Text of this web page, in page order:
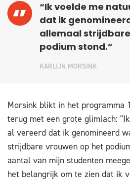
“Ik voelde me
dat ik
allemaal
podium stond.”
KARLIJN MORSINK
Morsink blikt in het programma
terug met een grote glimlach:
al vereerd dat ik genomineerd
strijdbare vrouwen op het
aantal van mijn studenten
het belangrijk om te zien dat ik